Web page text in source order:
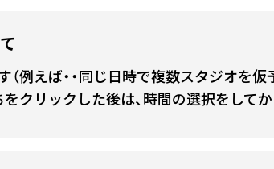
例えば・・同じ日時で複数スタジオを
クリックした後は、時間の選択をして